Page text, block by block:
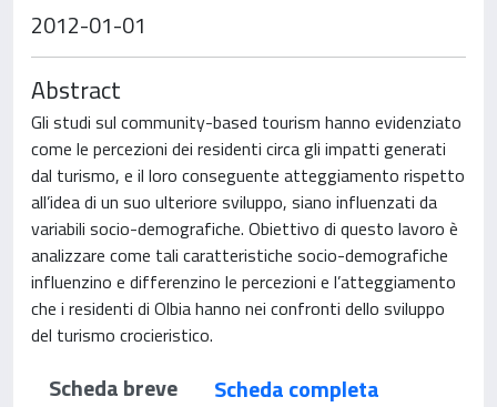
2012-01-01
Abstract
Gli studi sul community-based tourism hanno evidenziato
come le percezioni dei residenti circa gli impatti generati
dal turismo, e il loro conseguente atteggiamento rispetto
all’idea di un suo ulteriore sviluppo, siano influenzati da
variabili socio-demografiche. Obiettivo di questo lavoro è
analizzare come tali caratteristiche socio-demografiche
influenzino e differenzino le percezioni e l’atteggiamento
che i residenti di Olbia hanno nei confronti dello sviluppo
del turismo crocieristico.
Scheda breve
Scheda completa